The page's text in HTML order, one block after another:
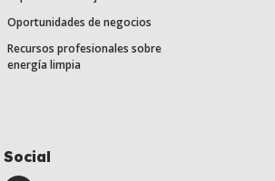
Oportunidades de negocios
Recursos profesionales sobre
energía limpia
Social